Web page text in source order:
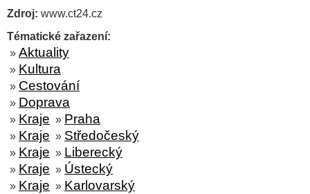
Zdroj: www.ct24.cz
Tématické zařazení:
» Aktuality
» Kultura
» Cestování
» Doprava
» Kraje » Praha
» Kraje » Středočeský
» Kraje » Liberecký
» Kraje » Ústecký
» Kraje » Karlovarský